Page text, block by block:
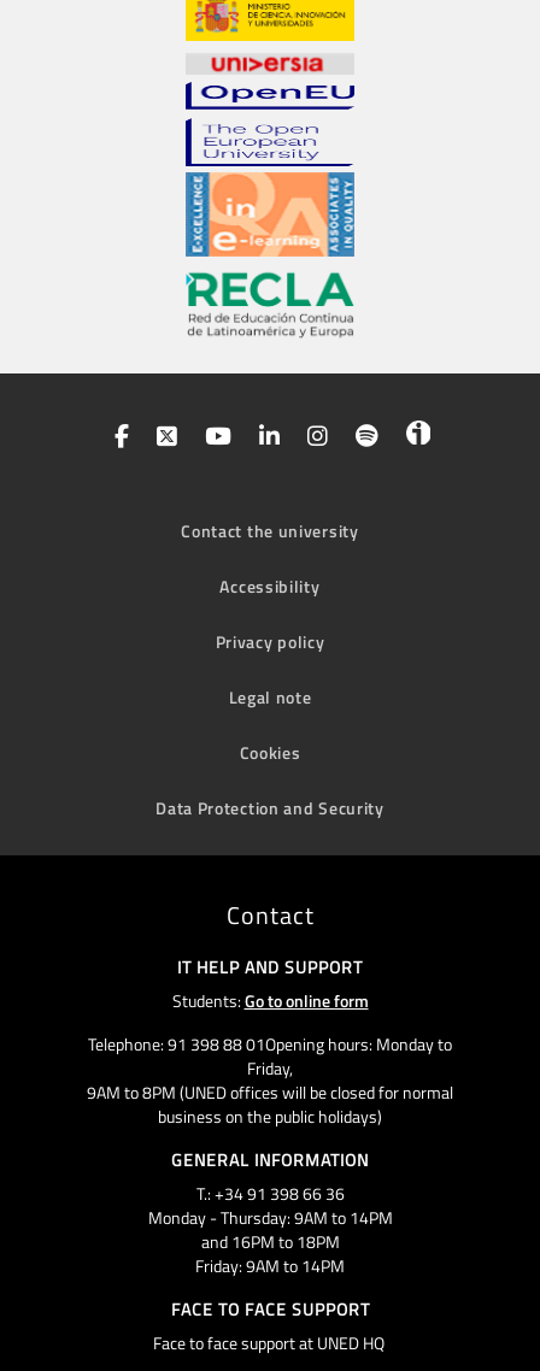
Contact the university
Accessibility
Privacy policy
Legal note
Cookies
Data Protection and Security
Contact
IT HELP AND SUPPORT
Students:Go to online form
Telephone: 91 398 88 01Opening hours: Monday to
Friday,
9AM to 8PM (UNED offices will be closed for normal
business on the public holidays)
GENERAL INFORMATION
T.: +34 91 398 66 36
Monday - Thursday: 9AM to 14PM
and 16PM to 18PM
Friday: 9AM to 14PM
FACE TO FACE SUPPORT
Face to face support at UNED HQ